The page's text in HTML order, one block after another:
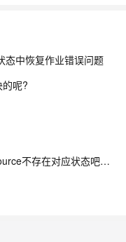
态中恢复作业错误问题
呢?
Flink启动继承状态提不兼容。是指新的source不存在对应状态吧？原有的source受不受影响？